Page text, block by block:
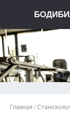
Главная /